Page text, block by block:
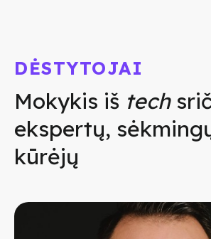
DĖSTYTOJAI
Mokykis iš tech
ekspertų,
kūrėjų